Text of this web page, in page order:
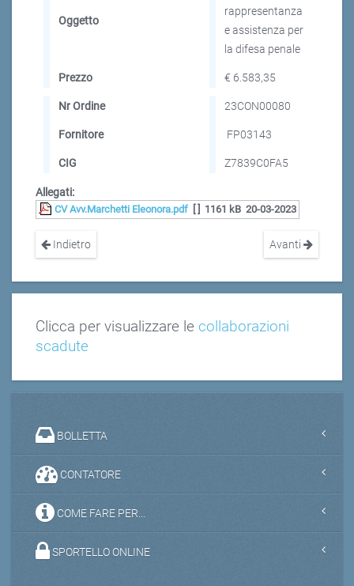
Oggetto
rappresentanza
e assistenza per
la difesa penale
Prezzo € 6.583,35
Nr Ordine 23CON00080
Fornitore FP03143
CIG Z7839C0FA5
Allegati:
CV Avv.Marchetti Eleonora.pdf 1161 kB 20-03-2023
Indietro Avanti
Clicca per visualizzare le collaborazioni
scadute
BOLLETTA
CONTATORE
COME FARE PER...
SPORTELLO ONLINE